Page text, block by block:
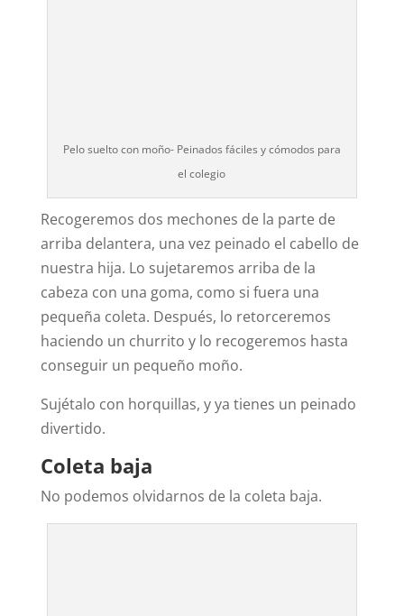
Pelo suelto con moño- Peinados fáciles y cómodos para
el colegio
Recogeremos dos mechones de la parte de
arriba delantera, una vez peinado el cabello de
nuestra hija. Lo sujetaremos arriba de la
cabeza con una goma, como si fuera una
pequeña coleta. Después, lo retorceremos
haciendo un churrito y lo recogeremos hasta
conseguir un pequeño moño.
Sujétalo con horquillas, y ya tienes un peinado
divertido.
Coleta baja
No podemos olvidarnos de la coleta baja.